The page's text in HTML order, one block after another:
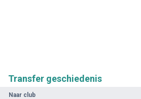
Transfer geschiedenis
Naar club